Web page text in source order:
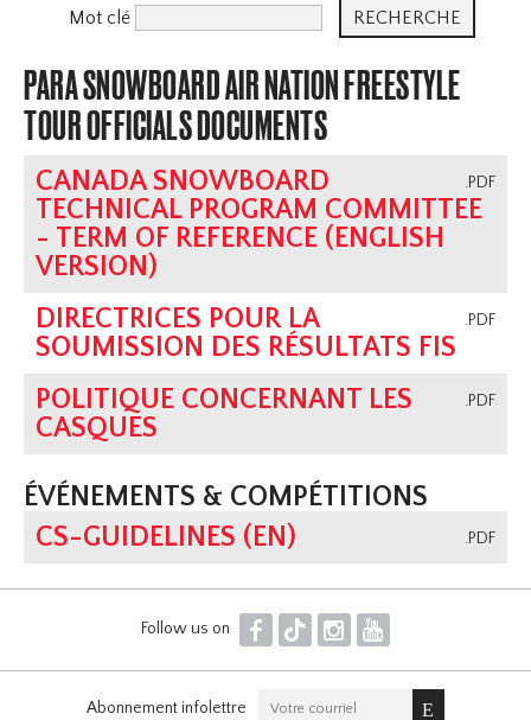
Mot clé
PARA SNOWBOARD AIR NATION FREESTYLE
TOUR OFFICIALS DOCUMENTS
.PDF
CANADA SNOWBOARD
TECHNICAL PROGRAM COMMITTEE
- TERM OF REFERENCE (ENGLISH
VERSION)
.PDF
DIRECTRICES POUR LA
SOUMISSION DES RÉSULTATS FIS
.PDF
POLITIQUE CONCERNANT LES
CASQUES
ÉVÉNEMENTS & COMPÉTITIONS
.PDF
CS-GUIDELINES (EN)
Follow us on F T I Y
Abonnement infolettre